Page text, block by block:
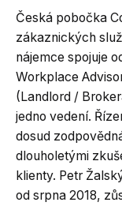
Česká pobočka
zákaznických
nájemce spojuje
Workplace
(Landlord /
jedno vedení.
dosud
dlouholetými
klienty. Petr
od srpna 2018,